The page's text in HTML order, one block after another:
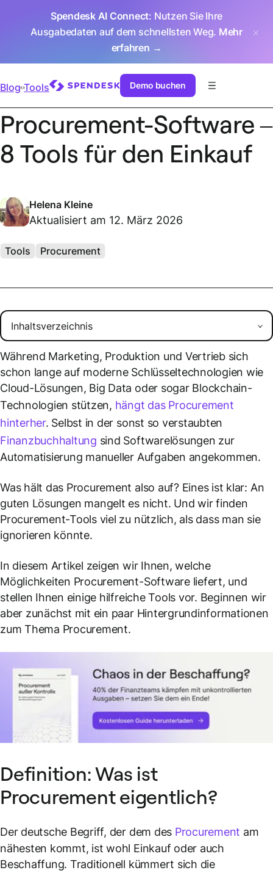
Spendesk AI Connect: Nutzen Sie Ihre
Ausgabedaten auf dem schnellsten Weg. Mehr
erfahren →
Demo buchen
Blog Tools
Procurement-Software –
8 Tools für den Einkauf
Helena Kleine
Aktualisiert am 12. März 2026
Tools Procurement
Während Marketing, Produktion und Vertrieb sich
schon lange auf moderne Schlüsseltechnologien wie
Cloud-Lösungen, Big Data oder sogar Blockchain-
Technologien stützen, hängt das Procurement
hinterher. Selbst in der sonst so verstaubten
Finanzbuchhaltung sind Softwarelösungen zur
Automatisierung manueller Aufgaben angekommen.
Was hält das Procurement also auf? Eines ist klar: An
guten Lösungen mangelt es nicht. Und wir finden
Procurement-Tools viel zu nützlich, als dass man sie
ignorieren könnte.
In diesem Artikel zeigen wir Ihnen, welche
Möglichkeiten Procurement-Software liefert, und
stellen Ihnen einige hilfreiche Tools vor. Beginnen wir
aber zunächst mit ein paar Hintergrundinformationen
zum Thema Procurement.
Definition: Was ist
Procurement eigentlich?
Der deutsche Begriff, der dem des Procurement am
nähesten kommt, ist wohl Einkauf oder auch
Beschaffung. Traditionell kümmert sich die